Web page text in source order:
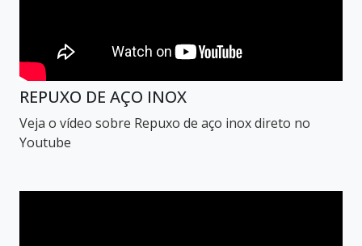
REPUXO DE AÇO INOX
Veja o vídeo sobre Repuxo de aço inox direto no
Youtube